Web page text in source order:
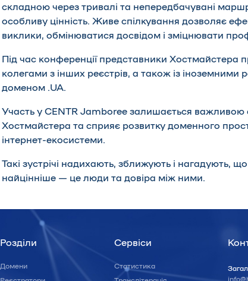
складною через тривалі та непередбачувані
особливу цінність. Живе спілкування дозволяє
виклики, обмінюватися досвідом і зміцнювати
Під час конференції представники Хостмайстера
колегами з інших реєстрів, а також із іноземними
доменом .UA.
Участь у CENTR Jamboree залишається важливою
Хостмайстера та сприяє розвитку доменного
інтернет-екосистеми.
Такі зустрічі надихають, зближують і нагадують, що
найцінніше — це люди та довіра між ними.
Розділи
Домени
Сервіси
Статистика